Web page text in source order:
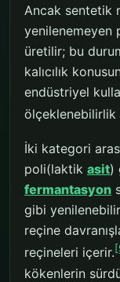
Ancak sentetik
yenilenemeyen
üretilir; bu
kalıcılık
endüstriyel
ölçeklenebilirlik
İki kategori
poli(laktik asit)
fermantasyon
gibi
reçine
reçineleri içerir.
kökenlerin